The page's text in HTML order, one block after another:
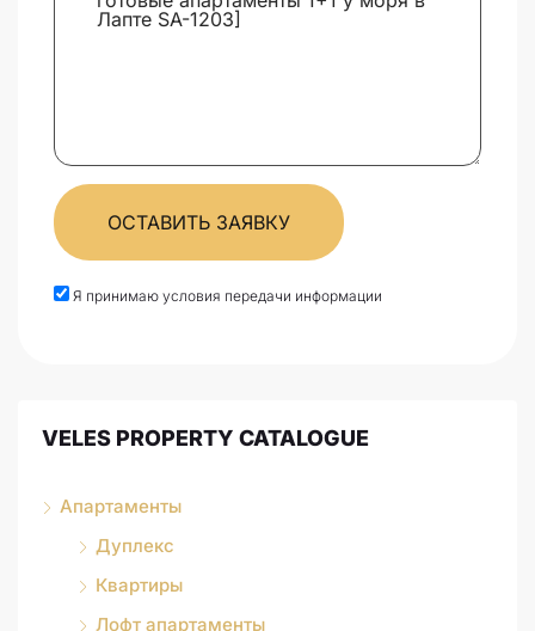
ОСТАВИТЬ ЗАЯВКУ
Я принимаю условия передачи информации
VELES PROPERTY CATALOGUE
Апартаменты
Дуплекс
Квартиры
Лофт апартаменты